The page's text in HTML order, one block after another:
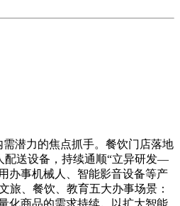
潜力的焦点抓手。餐饮门店落地
配送设备，持续通顺“立异研发—
办事机械人、智能影音设备等产
旅、餐饮、教育五大办事场景：
化商品的需求持续。以扩大智能